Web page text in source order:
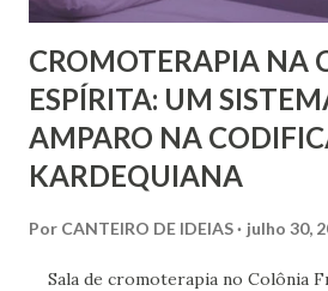
CROMOTERAPIA NA
ESPÍRITA: UM
AMPARO NA
KARDEQUIANA
Por CANTEIRO DE IDEIAS julho 30,
Sala de cromoterapia no Colônia